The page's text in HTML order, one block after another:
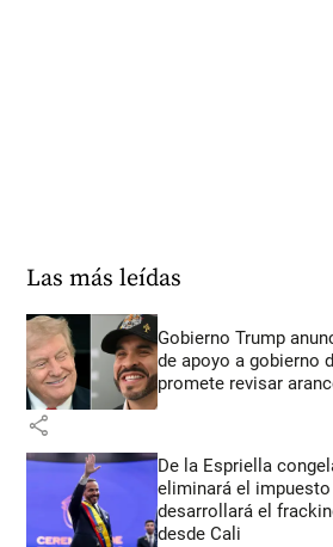
Las más leídas
Gobierno Trump
de apoyo a gobierno
promete revisar
share
De la Espriella
eliminará el
desarrollará el
desde Cali